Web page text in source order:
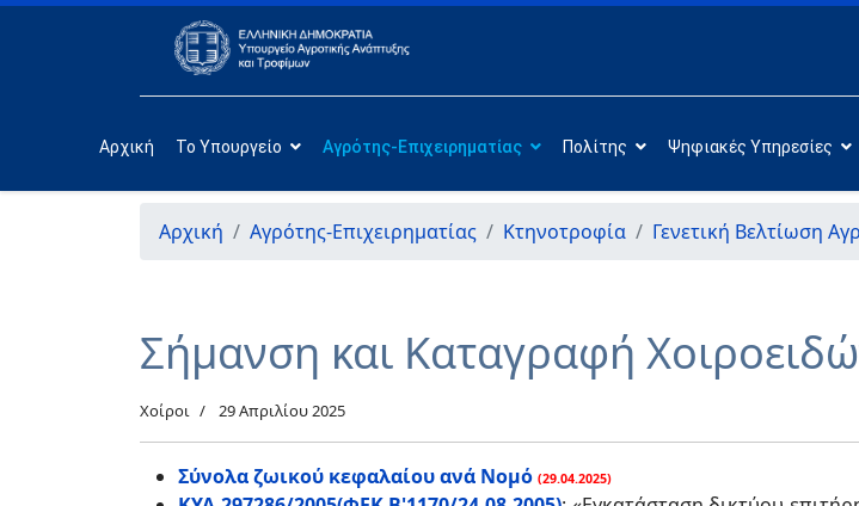
Αρχική Το Υπουργείο Αγρότης-Επιχειρηματίας Πολίτης Ψηφιακές Υπηρεσίες
Αρχική Αγρότης-Επιχειρηματίας Κτηνοτροφία Γενετική Βελτίωση
Σήμανση και Καταγραφή
Χοίροι 29 Απριλίου 2025
Σύνολα ζωικού κεφαλαίου ανά Νομό (29.04.2025)